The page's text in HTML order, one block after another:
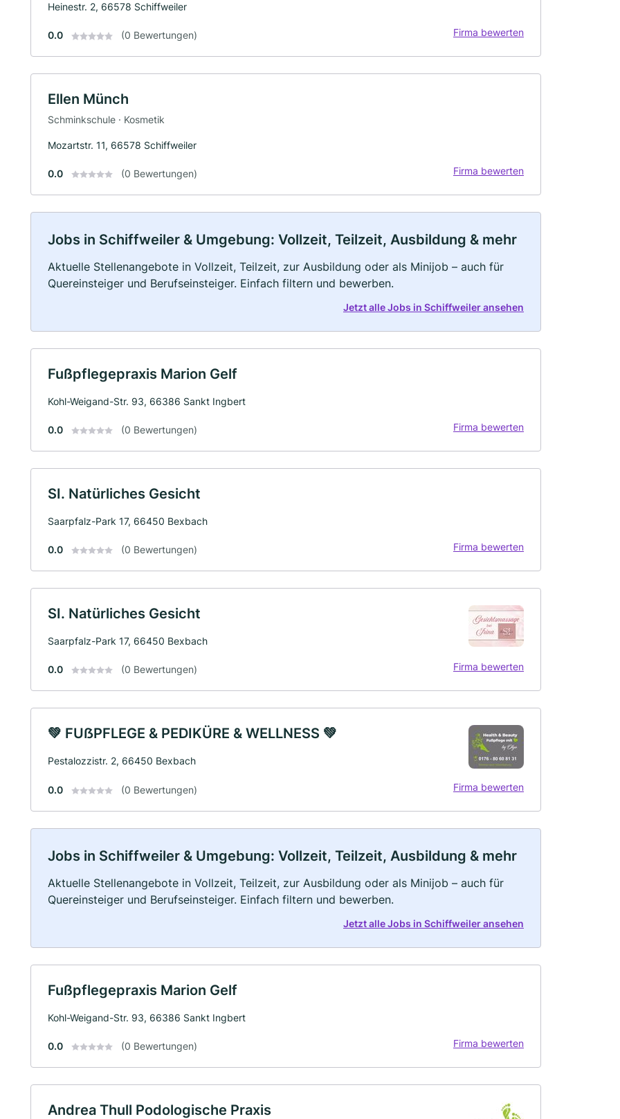
Heinestr. 2, 66578 Schiffweiler
0.0 (0 Bewertungen) Firma bewerten
Ellen Münch
Schminkschule · Kosmetik
Mozartstr. 11, 66578 Schiffweiler
0.0 (0 Bewertungen) Firma bewerten
Jobs in Schiffweiler & Umgebung: Vollzeit, Teilzeit, Ausbildung & mehr
Aktuelle Stellenangebote in Vollzeit, Teilzeit, zur Ausbildung oder als Minijob – auch für
Quereinsteiger und Berufseinsteiger. Einfach filtern und bewerben.
Jetzt alle Jobs in Schiffweiler ansehen
Fußpflegepraxis Marion Gelf
Kohl-Weigand-Str. 93, 66386 Sankt Ingbert
0.0 (0 Bewertungen) Firma bewerten
SI. Natürliches Gesicht
Saarpfalz-Park 17, 66450 Bexbach
0.0 (0 Bewertungen) Firma bewerten
SI. Natürliches Gesicht
Saarpfalz-Park 17, 66450 Bexbach
0.0 (0 Bewertungen) Firma bewerten
💚 FUẞPFLEGE & PEDIKÜRE & WELLNESS 💚
Pestalozzistr. 2, 66450 Bexbach
0.0 (0 Bewertungen) Firma bewerten
Jobs in Schiffweiler & Umgebung: Vollzeit, Teilzeit, Ausbildung & mehr
Aktuelle Stellenangebote in Vollzeit, Teilzeit, zur Ausbildung oder als Minijob – auch für
Quereinsteiger und Berufseinsteiger. Einfach filtern und bewerben.
Jetzt alle Jobs in Schiffweiler ansehen
Fußpflegepraxis Marion Gelf
Kohl-Weigand-Str. 93, 66386 Sankt Ingbert
0.0 (0 Bewertungen) Firma bewerten
Andrea Thull Podologische Praxis